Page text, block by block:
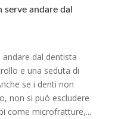
andare dal
dal dentista
e una seduta di
se i denti non
non si può escludere
come microfratture,...